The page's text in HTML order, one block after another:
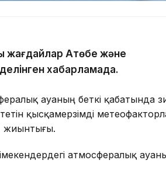
жағдайлар Ақтөбе және
делінген хабарламада.
ауаның беткі қабатында
қысқамерзімді
жиынтығы.
атмосфералық